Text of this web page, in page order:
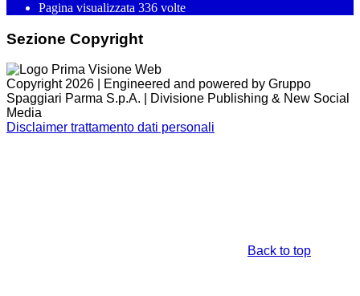
Pagina visualizzata 336 volte
Sezione Copyright
Copyright 2026 | Engineered and powered by Gruppo
Spaggiari Parma S.p.A. | Divisione Publishing & New Social
Media
Disclaimer trattamento dati personali
Back to top